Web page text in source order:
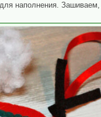
наполнения. Зашиваем,